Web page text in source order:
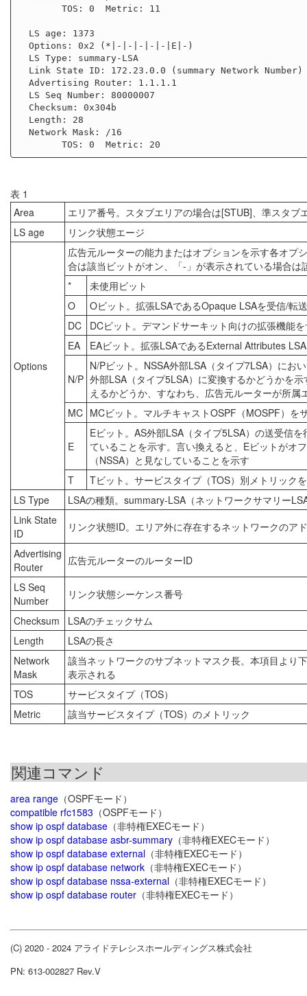
表 1
Area
エリア番号。スタブエリアの場合は[STUB]、準スタブ
LS age
リンク状態エージ
Options
広告元ルーターの能力またはオプションを示す各オプ
合は該当ビットがオン、「-」が表示されている場合
*
未使用ビット
O
Oビット。拡張LSAであるOpaque LSAを受信/転
DC
DCビット。デマンドサーキット向けの拡張機能
EA
EAビット。拡張LSAであるExternal Attributes
N/P
N/Pビット。NSSA外部LSA（タイプ7LSA）にお
外部LSA（タイプ5LSA）に変換するかどうかを
えるかどうか、すなわち、広告元ルーターが所
MC MCビット。マルチキャストOSPF（MOSPF）を
E
Eビット。AS外部LSA（タイプ5LSA）の送受信
ていることを示す。言い換えると、Eビットがオ
（NSSA）と見なしていることを示す
T
Tビット。サービスタイプ（TOS）別メトリック
LS Type
LSAの種類。summary-LSA（ネットワークサマリー
Link State
ID
リンク状態ID。エリア外に存在するネットワークの
Advertising
Router
広告元ルーターのルーターID
LS Seq
Number
リンク状態シーケンス番号
Checksum
LSAのチェックサム
Length
LSAの長さ
Network
Mask
該当ネットワークのサブネットマスク長。本項目より
表示される
TOS
サービスタイプ（TOS）
Metric
該当サービスタイプ（TOS）のメトリック
関連コマンド
area range （OSPFモード）
compatible rfc1583 （OSPFモード）
show ip ospf database （非特権EXECモード）
show ip ospf database asbr-summary （非特権EXECモード）
show ip ospf database external （非特権EXECモード）
show ip ospf database network （非特権EXECモード）
show ip ospf database nssa-external （非特権EXECモード）
show ip ospf database router （非特権EXECモード）
(C) 2020 - 2024 アライドテレシスホールディングス株式会社
PN: 613-002827 Rev.V